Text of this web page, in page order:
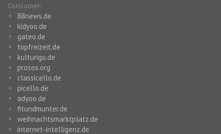
Consumer:
88news.de
kidyoo.de
gateo.de
topfreizeit.de
kulturigo.de
prosos.org
classicello.de
picello.de
adyoo.de
fitundmunter.de
weihnachtsmarktplatz.de
internet-intelligenz.de